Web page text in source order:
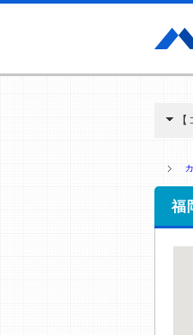
ミ
>提
福